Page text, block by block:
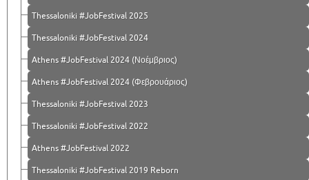
Thessaloniki #JobFestival 2025
Thessaloniki #JobFestival 2024
Athens #JobFestival 2024 (Νοέμβριος)
Athens #JobFestival 2024 (Φεβρουάριος)
Thessaloniki #JobFestival 2023
Thessaloniki #JobFestival 2022
Athens #JobFestival 2022
Thessaloniki #JobFestival 2019 Reborn